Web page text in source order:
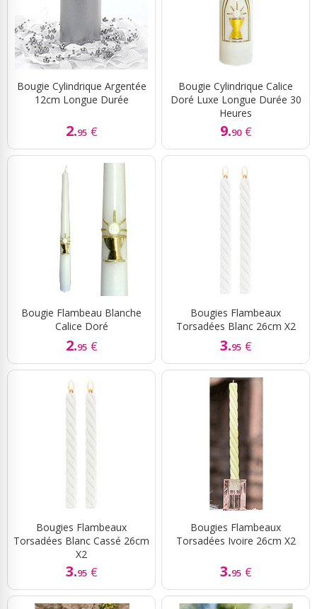
Bougie Cylindrique Argentée
12cm Longue Durée
2.95 €
Bougie Cylindrique Calice
Doré Luxe Longue Durée 30
Heures
9.90 €
Bougie Flambeau Blanche
Calice Doré
2.95 €
Bougies Flambeaux
Torsadées Blanc 26cm X2
3.95 €
Bougies Flambeaux
Torsadées Blanc Cassé 26cm
X2
3.95 €
Bougies Flambeaux
Torsadées Ivoire 26cm X2
3.95 €